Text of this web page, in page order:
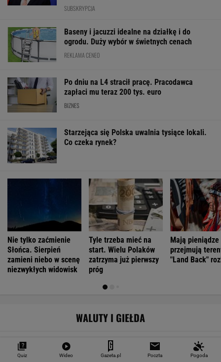
SUBSKRYPCJA
Baseny i jacuzzi idealne na działkę i do
ogrodu. Duży wybór w świetnych cenach
REKLAMA CENEO
Po dniu na L4 stracił pracę. Pracodawca
zapłaci mu teraz 200 tys. euro
BIZNES
Starzejąca się Polska uwalnia tysiące lokali.
Co czeka rynek?
Nie tylko zaćmienie
Słońca. Sierpień
zamieni niebo w scenę
niezwykłych widowisk
Tyle trzeba mieć na
start. Wielu Polaków
zatrzyma już pierwszy
próg
Mają pieniądze
przejmują
"Land Back"
WALUTY I GIEŁDA
EUR
4,2983
USD
3,7187
4,6027
5,0166
151 782,92
Quiz Wideo Gazeta.pl Poczta Pogoda